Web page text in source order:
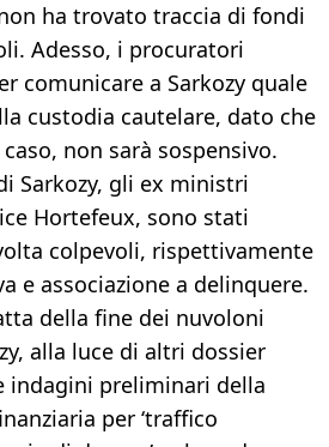
ha trovato traccia di fondi
Adesso, i procuratori
comunicare a Sarkozy quale
custodia cautelare, dato che
non sarà sospensivo.
Sarkozy, gli ex ministri
Hortefeux, sono stati
colpevoli, rispettivamente
e associazione a delinquere.
della fine dei nuvoloni
alla luce di altri dossier
indagini preliminari della
per ‘traffico